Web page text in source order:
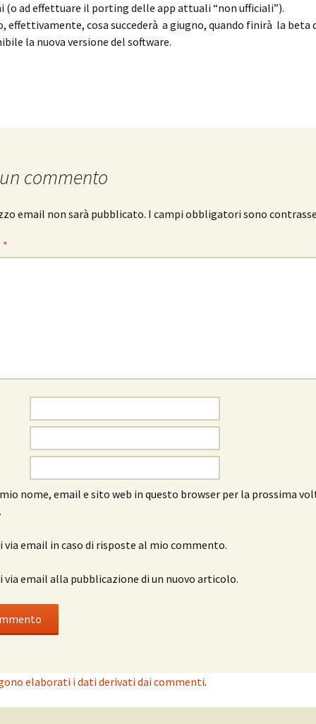
(o ad effettuare il porting delle app attuali “non ufficiali”).
effettivamente, cosa succederà a giugno, quando finirà la beta
la nuova versione del software.
commento
email non sarà pubblicato. I campi obbligatori sono
*
nome, email e sito web in questo browser per la prossima
via email in caso di risposte al mio commento.
via email alla pubblicazione di un nuovo articolo.
elaborati i dati derivati dai commenti.